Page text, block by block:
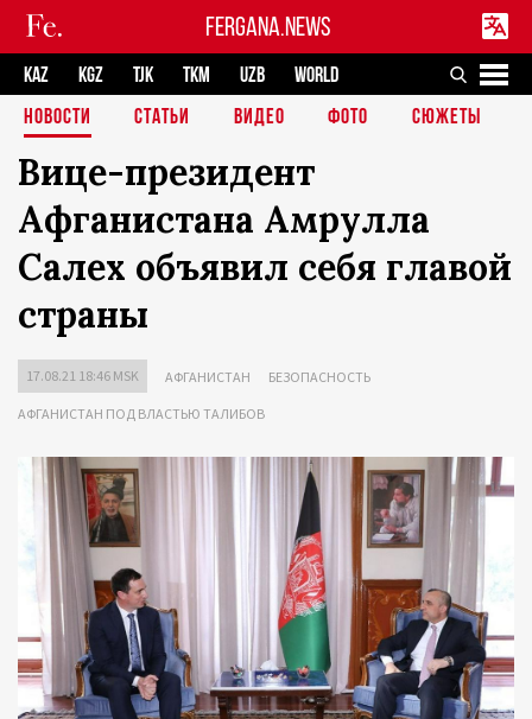
FERGANA.NEWS
KAZ KGZ TJK TKM UZB
WORLD
НОВОСТИ
СТАТЬИ ВИДЕО ФОТО СЮЖЕТЫ
Вице-президент
Афганистана Амрулла
Салех объявил себя главой
страны
17.08.21 18:46 MSK АФГАНИСТАН БЕЗОПАСНОСТЬ
АФГАНИСТАН ПОД ВЛАСТЬЮ ТАЛИБОВ